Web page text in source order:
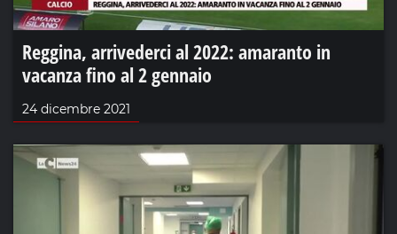
Reggina, arrivederci al 2022: amaranto in
vacanza fino al 2 gennaio
24 dicembre 2021